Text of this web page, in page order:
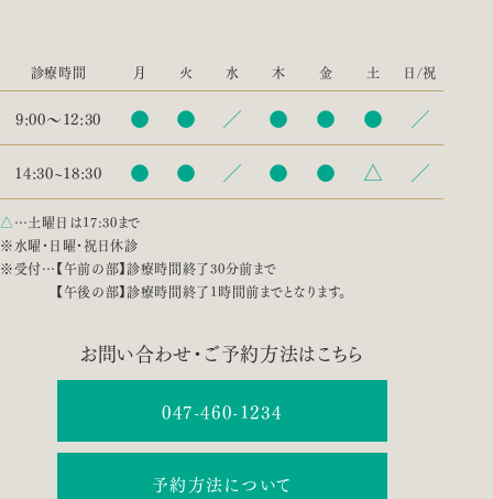
診療時間 月 火 水 木 金 土 日/祝
9:00〜12:30 ● ● ／ ● ● ● ／
14:30~18:30 ● ● ／ ● ● △ ／
△…土曜日は17:30まで
※水曜・日曜・祝日休診
※受付…【午前の部】診療時間終了30分前まで
【午後の部】診療時間終了1時間前までとなります。
お問い合わせ・ご予約方法はこちら
047-460-1234
予約方法について